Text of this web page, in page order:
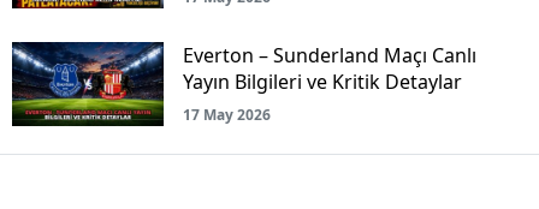
Everton – Sunderland Maçı Canlı
Yayın Bilgileri ve Kritik Detaylar
17 May 2026